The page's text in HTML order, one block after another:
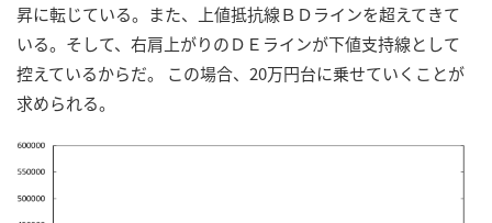
昇に転じている。また、上値抵抗線ＢＤラインを超えてきて
いる。そして、右肩上がりのＤＥラインが下値支持線として
控えているからだ。 この場合、20万円台に乗せていくことが
求められる。